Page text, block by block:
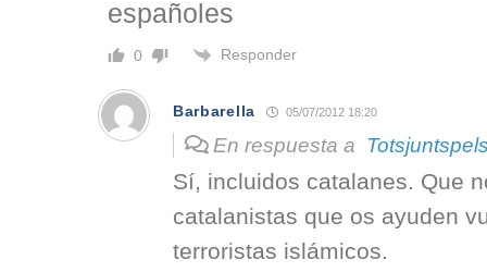
españoles
0 Responder
Barbarella 05/07/2012 18:20
En respuesta a
Sí, incluidos catalanes. Que
catalanistas que os ayuden
terroristas islámicos.